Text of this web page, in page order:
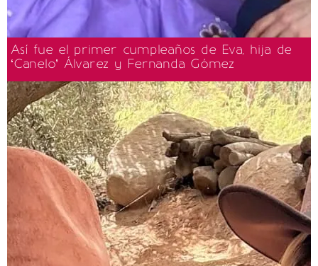
Así fue el primer cumpleaños de Eva, hija de
‘Canelo’ Álvarez y Fernanda Gómez